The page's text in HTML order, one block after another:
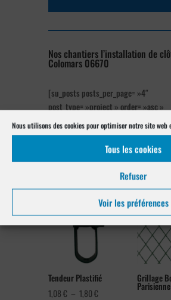
Nous utilisons des cookies pour optimiser notre site web
Tous les cookies
Refuser
Voir les préférences
Nos chantiers l’installation de
Colomars 06670
[su_posts posts_per_page= »4″
post_type= »project » order= »asc »
orderby= »rand »]
Notre gamme pour la pose
à Colomars 06670
Tendeur Plastifié
1,08€ – 1,80€Plage
Grillage
Parisienne